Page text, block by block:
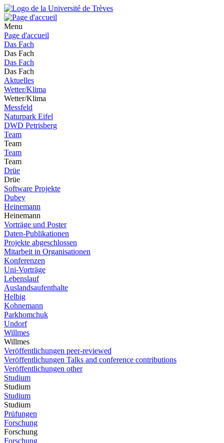
Menu
Page d'accueil
Das Fach
Das Fach
Das Fach
Das Fach
Aktuelles
Wetter/Klima
Wetter/Klima
Messfeld
Naturpark Eifel
DWD Petrisberg
Team
Team
Team
Team
Drüe
Drüe
Software Projekte
Dubey
Heinemann
Heinemann
Vorträge und Poster
Daten-Publikationen
Projekte abgeschlossen
Mitarbeit in Organisationen
Konferenzen
Uni-Vorträge
Lebenslauf
Auslandsaufenthalte
Helbig
Kohnemann
Parkhomchuk
Undorf
Willmes
Willmes
Veröffentlichungen peer-reviewed
Veröffentlichungen Talks and conference contributions
Veröffentlichungen other
Studium
Studium
Studium
Studium
Prüfungen
Forschung
Forschung
Forschung